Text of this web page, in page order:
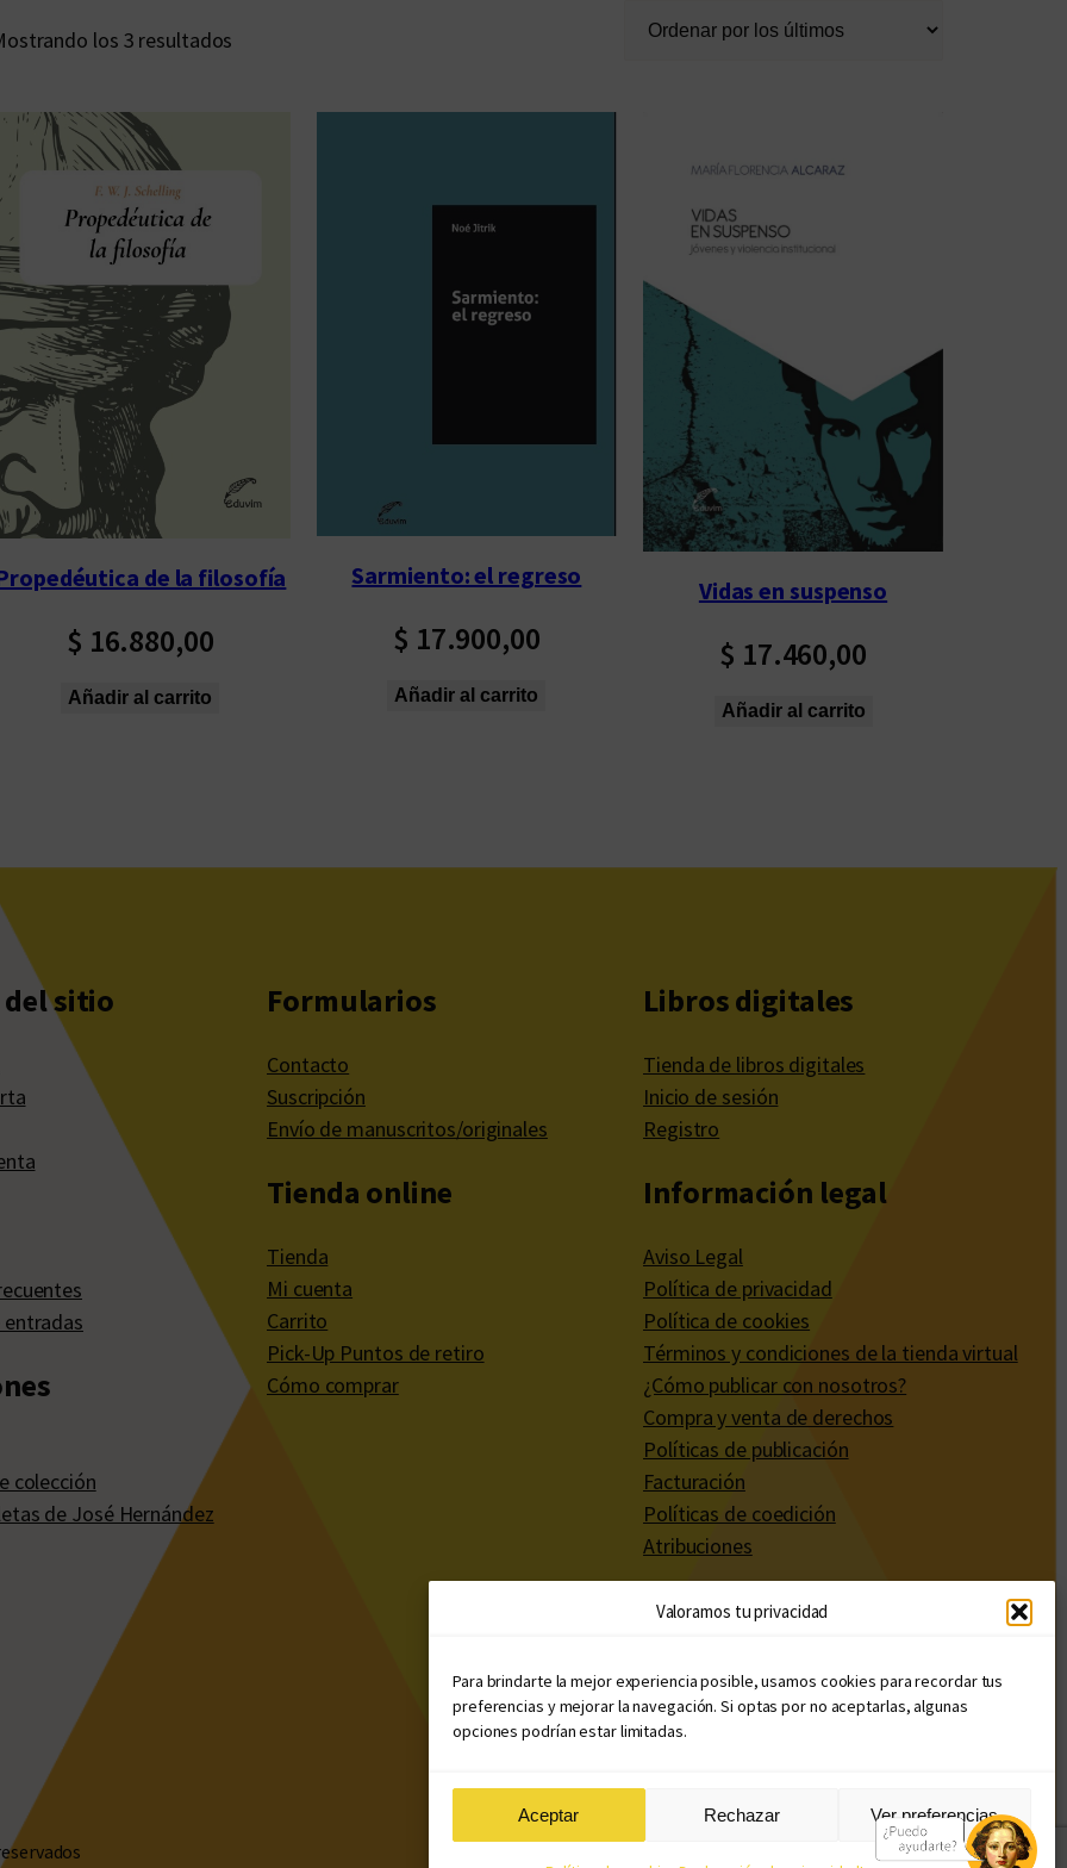
Valoramos tu privacidad
Para brindarte la mejor experiencia posible, usamos cookies para recordar tus
preferencias y mejorar la navegación. Si optas por no aceptarlas, algunas
opciones podrían estar limitadas.
Aceptar Rechazar Ver preferencias
los 3 resultados
ú
i
de la filosofía
$ 16.880,00
Añadir al carrito
Sarmiento: el regreso
$ 17.900,00
Añadir al carrito
Vidas en suspenso
$ 17.460,00
Añadir al carrito
del sitio
entradas
colección
de José Hernández
Formularios
Contacto
Suscripción
Envío de manuscritos/originales
Tienda online
Tienda
Mi cuenta
Carrito
Pick-Up Puntos de retiro
Cómo comprar
Libros digitales
Tienda de libros digitales
Inicio de sesión
Registro
Información legal
Aviso Legal
Política de privacidad
Política de cookies
Términos y condiciones de la tienda virtual
¿Cómo publicar con nosotros?
Compra y venta de derechos
Políticas de publicación
Facturación
Políticas de coedición
Atribuciones
Diseño web: Llama Creativa